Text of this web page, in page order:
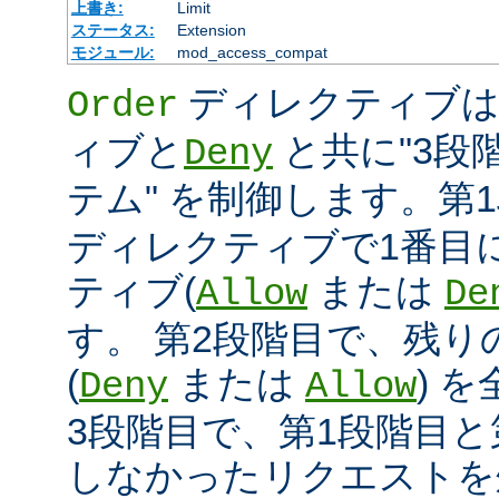
上書き:
Limit
ステータス:
Extension
モジュール:
mod_access_compat
Order ディレクティブ
ィブと Deny と共に"3段
テム" を制御します。第
ディレクティブで1番目
ティブ(Allow または
す。 第2段階目で、残り
(Deny または Allow) を
3段階目で、第1段階目
しなかったリクエスト